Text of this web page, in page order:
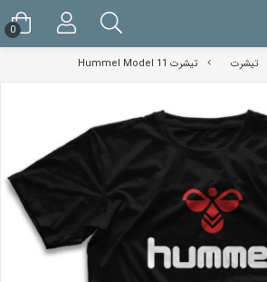
تیشرت تیشرت Hummel Model 11
0